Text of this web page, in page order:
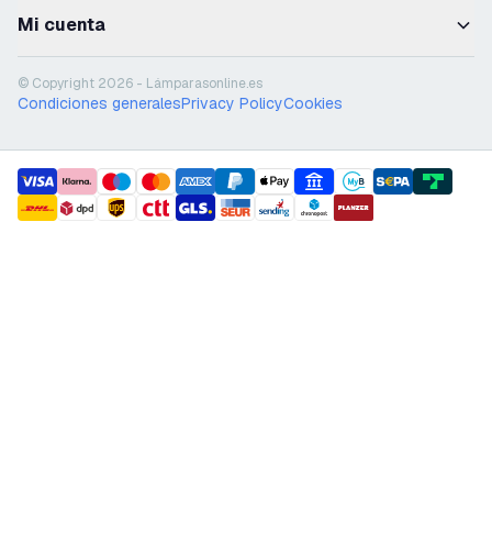
Mi cuenta
© Copyright 2026 - Lámparasonline.es
Condiciones generalesPrivacy PolicyCookies
payment methods
shipment methods